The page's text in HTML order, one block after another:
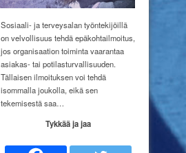
Sosiaali- ja terveysalan työntekijöillä
on velvollisuus tehdä epäkohtailmoitus,
jos organisaation toiminta vaarantaa
asiakas- tai potilasturvallisuuden.
Tällaisen ilmoituksen voi tehdä
isommalla joukolla, eikä sen
tekemisestä saa…
Tykkää ja jaa